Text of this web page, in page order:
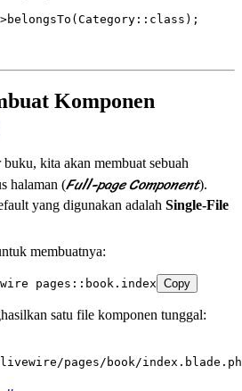
belongsTo (Category ::class ) ;
Komponen
kita akan membuat sebuah
halaman (Full-page Component).
yang digunakan adalah Single-File
membuatnya:
pages::book.index Copy
satu file komponen tunggal:
pages/book/